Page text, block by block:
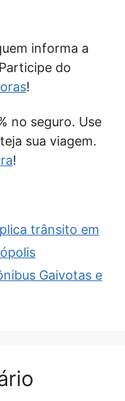
informa a
do
!
no seguro. Use
sua viagem.
!
trânsito em
Gaivotas e